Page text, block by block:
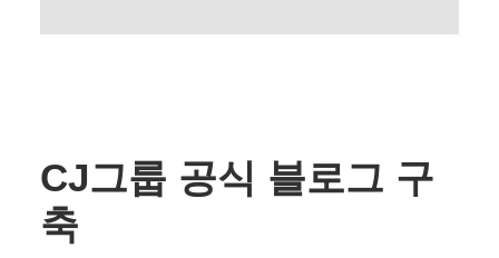
CJ그룹 공식 블로그 구
축